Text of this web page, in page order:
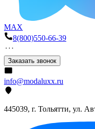
MAX
8(800)550-66-39
Заказать звонок
info@modaluxx.ru
445039, г. Тольятти, ул.